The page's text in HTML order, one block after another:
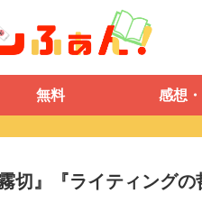
無料 感想
切』『ライティングの